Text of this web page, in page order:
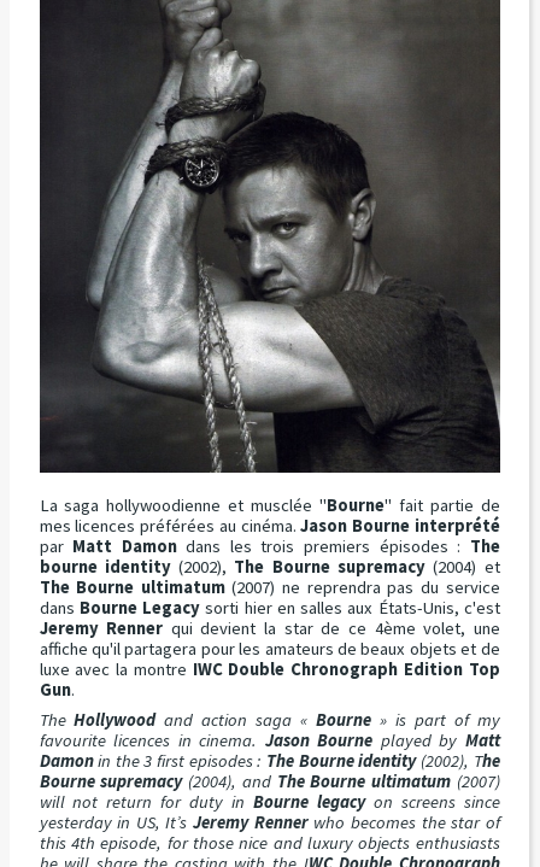
La saga hollywoodienne et musclée "Bourne" fait partie de
mes licences préférées au cinéma.Jason Bourne interprété
par Matt Damondans les trois premiers épisodes : The
bourne identity(2002), The Bourne supremacy (2004) et
The Bourne ultimatum(2007) ne reprendra pas du service
dans Bourne Legacy sorti hier en salles aux États-Unis, c'est
Jeremy Renner qui devient la star de ce 4ème volet, une
affiche qu'il partagera pour les amateurs de beaux objets et de
luxe avec la montre IWC Double Chronograph Edition Top
Gun.
TheHollywoodand action saga «Bourne » is part of my
favourite licences in cinema. Jason Bourne played by Matt
Damonin the 3 first episodes : The Bourne identity(2002), The
Bourne supremacy(2004), and The Bourne ultimatum (2007)
will not return for duty inBourne legacyon screens since
yesterday in US, It’s Jeremy Rennerwho becomes the star of
this 4th episode, for those nice and luxury objects enthusiasts